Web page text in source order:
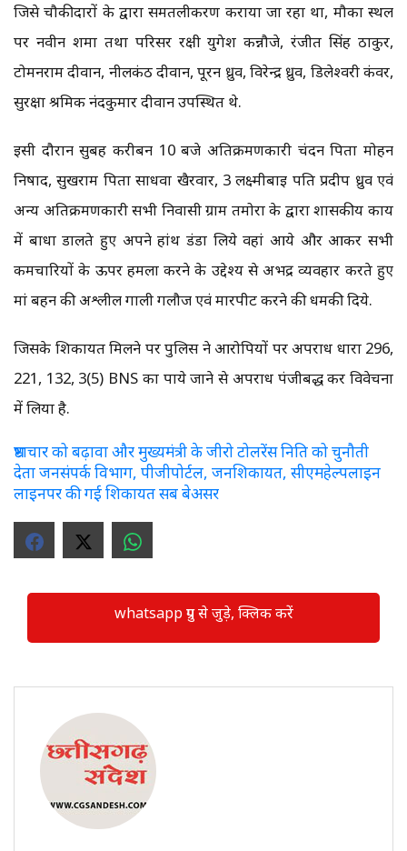
जिसे चौकीदारों के द्वारा समतलीकरण कराया जा रहा था, मौका स्थल
पर नवीन शर्मा तथा परिसर रक्षी युगेश कन्नौजे, रंजीत सिंह ठाकुर,
टोमनराम दीवान, नीलकंठ दीवान, पूरन ध्रुव, विरेन्द्र ध्रुव, डिलेश्वरी कंवर,
सुरक्षा श्रमिक नंदकुमार दीवान उपस्थित थे.
इसी दौरान सुबह करीबन 10 बजे अतिक्रमणकारी चंदन पिता मोहन
निषाद, सुखराम पिता साधवा खैरवार, 3 लक्ष्मीबाई पति प्रदीप ध्रुव एवं
अन्य अतिक्रमणकारी सभी निवासी ग्राम तमोरा के द्वारा शासकीय कार्य
में बाधा डालते हुए अपने हांथ डंडा लिये वहां आये और आकर सभी
कर्मचारियों के ऊपर हमला करने के उद्देश्य से अभद्र व्यवहार करते हुए
मां बहन की अश्लील गाली गलौज एवं मारपीट करने की धमकी दिये.
जिसके शिकायत मिलने पर पुलिस ने आरोपियों पर अपराध धारा 296,
221, 132, 3(5) BNS का पाये जाने से अपराध पंजीबद्ध कर विवेचना
में लिया है.
भ्रष्टाचार को बढ़ावा और मुख्यमंत्री के जीरो टोलरेंस निति को चुनौती
देता जनसंपर्क विभाग, पीजीपोर्टल, जनशिकायत, सीएमहेल्पलाइन
लाइनपर की गई शिकायत सब बेअसर
whatsapp ग्रुप से जुड़े, क्लिक करें